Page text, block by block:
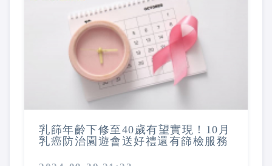
乳篩年齡下修至40歲有望實現！10月
乳癌防治園遊會送好禮還有篩檢服務